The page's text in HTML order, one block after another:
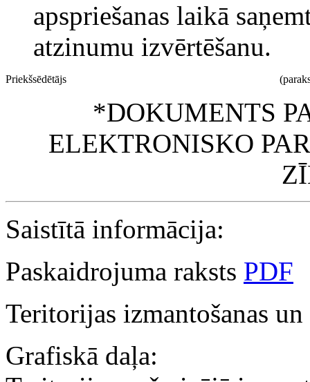
apspriešanas laikā
atzinumu izvērtēšanu.
Priekšsēdētājs
*DOKUMENTS
ELEKTRONISKO
Saistītā informācija:
Paskaidrojuma raksts PDF
Teritorijas izmantošanas
Grafiskā daļa: